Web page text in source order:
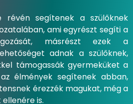
révén segítenek a szülőknek
ami egyrészt segíti a
másrészt ezek a
adnak a szülőknek,
támogassák gyermeküket a
élmények segítenek abban,
érezzék magukat, még a
is.